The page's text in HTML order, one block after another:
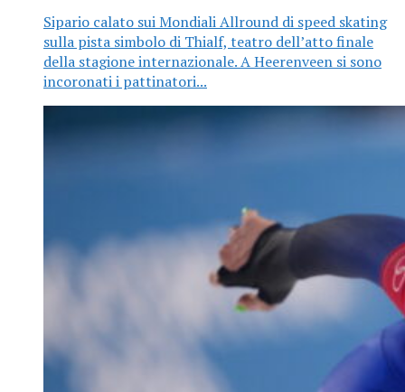
Sipario calato sui Mondiali Allround di speed skating
sulla pista simbolo di Thialf, teatro dell’atto finale
della stagione internazionale. A Heerenveen si sono
incoronati i pattinatori...